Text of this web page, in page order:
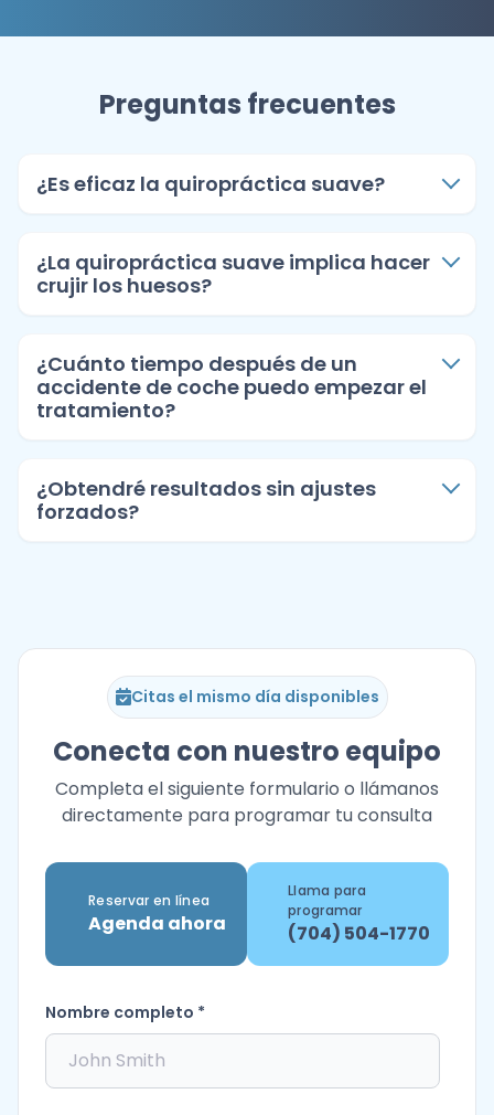
Preguntas frecuentes
¿Es eficaz la quiropráctica suave?
¿La quiropráctica suave implica hacer
crujir los huesos?
¿Cuánto tiempo después de un
accidente de coche puedo empezar el
tratamiento?
¿Obtendré resultados sin ajustes
forzados?
Citas el mismo día disponibles
Conecta con nuestro equipo
Completa el siguiente formulario o llámanos
directamente para programar tu consulta
Reservar en línea
Agenda ahora
Llama para
programar
(704) 504-1770
Nombre completo *